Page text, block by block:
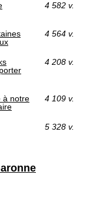
4 582 v.
4 564 v.
4 208 v.
à notre
4 109 v.
5 328 v.